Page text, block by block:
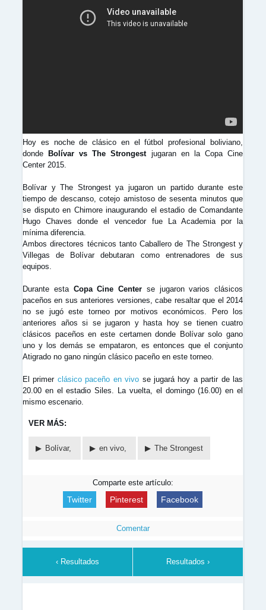
Hoy es noche de clásico en el fútbol profesional boliviano,
donde
Bolívar vs The Strongestjugaran en la Copa Cine
Center 2015.
Bolívar y The Strongest ya jugaron un partido durante este
tiempo de descanso, cotejo amistoso de sesenta minutos que
se disputo en Chimore inaugurando el estadio de Comandante
Hugo Chaves donde el vencedor fue La Academia por la
mínima diferencia.
Ambos directores técnicos tanto Caballero de The Strongest y
Villegas de Bolívar debutaran como entrenadores de sus
equipos.
Durante esta Copa Cine Center se jugaron varios clásicos
paceños en sus anteriores versiones, cabe resaltar que el 2014
no se jugó este torneo por motivos económicos. Pero los
anteriores años si se jugaron y hasta hoy se tienen cuatro
clásicos paceños en este certamen donde Bolívar solo gano
uno y los demás se empataron, es entonces que el conjunto
Atigrado no gano ningún clásico paceño en este torneo.
El primer clásicopaceño en vivo sejugará hoy a partir de las
20.00 en el estadio Siles. La vuelta, el domingo (16.00) en el
mismo escenario.
VER MÁS:
Bolívar, en vivo, The Strongest
Comparte este artículo:
Twitter Pinterest Facebook
Comentar
‹ Resultados Resultados ›